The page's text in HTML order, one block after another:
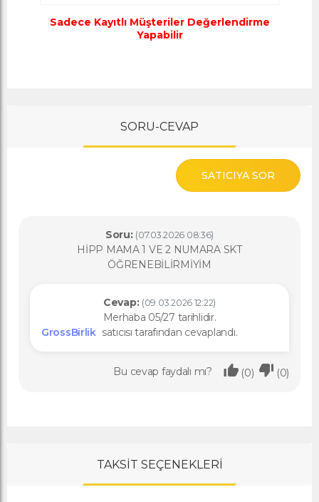
Sadece Kayıtlı Müşteriler Değerlendirme
Yapabilir
SORU-CEVAP
SATICIYA SOR
Soru: (07.03.2026 08:36)
HİPP MAMA 1 VE 2 NUMARA SKT
ÖĞRENEBİLİRMİYİM
Cevap: (09.03.2026 12:22)
Merhaba 05/27 tarihlidir.
GrossBirlik satıcısı tarafından cevaplandı.
Bu cevap faydalı mı? (0) (0)
TAKSİT SEÇENEKLERİ